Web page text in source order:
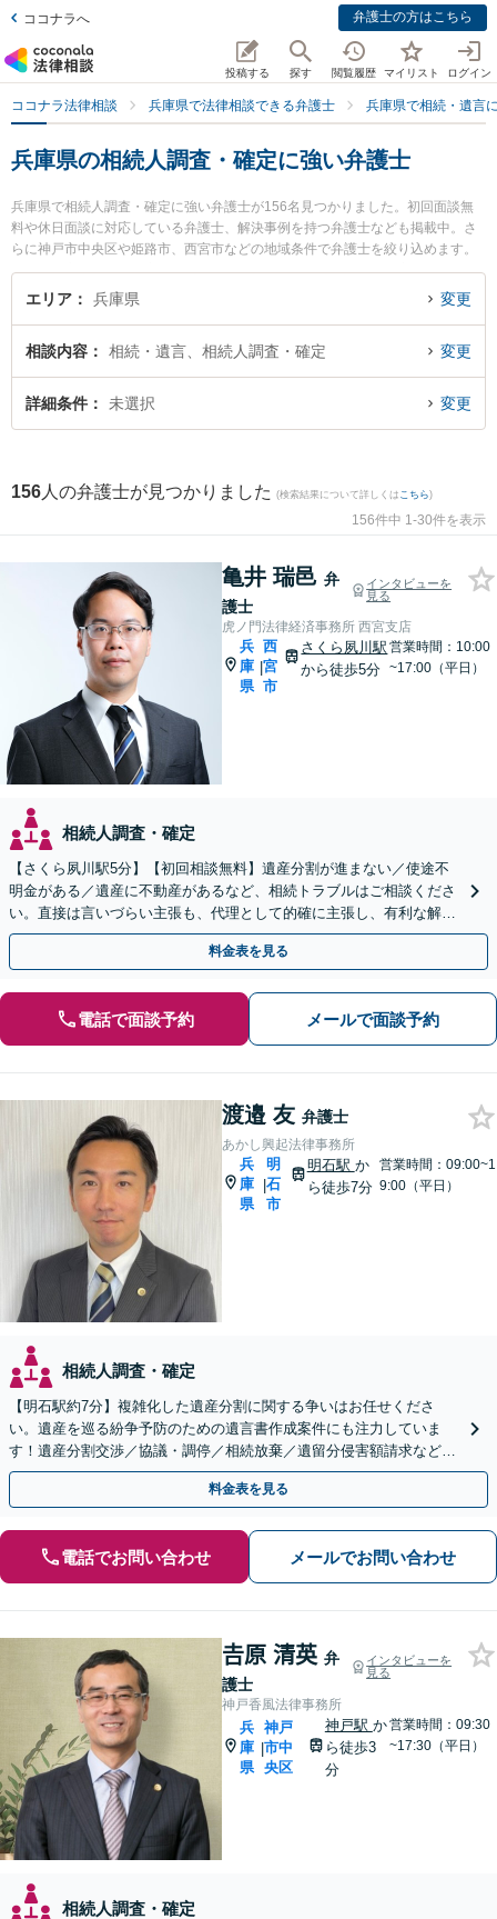
ココナラへ 弁護士の方はこちら
投稿する 探す 閲覧履歴 マイリスト ログイン
ココナラ法律相談 兵庫県で法律相談できる弁護士 兵庫県で相続・遺言
兵庫県の相続人調査・確定に強い弁護士
兵庫県で相続人調査・確定に強い弁護士が156名見つかりました。初回面談無
料や休日面談に対応している弁護士、解決事例を持つ弁護士なども掲載中。さ
らに神戸市中央区や姫路市、西宮市などの地域条件で弁護士を絞り込めます。
相続・遺言に関係する家族間の相続トラブルや認知症の相続、遺産分割等の細
かな分野での絞り込み検索もでき便利です。特に虎ノ門法律経済事務所 西宮支
ています。『兵庫県で土日や夜間に発生した相続人調査・確定のトラブルを今
すぐに弁護士に相談したい』『相続人調査・確定のトラブル解決の実績豊富な
近くの弁護士を検索したい』『初回相談無料で相続人調査・確定を法律相談で
エリア 兵庫県 変更
相談内容 相続・遺言、相続人調査・確定 変更
詳細条件 未選択 変更
156 人の弁護士が見つかりました (検索結果について詳しくは こちら)
156件中 1-30件を表示
亀井 瑞邑 弁
護士
インタビューを
見る
虎ノ門法律経済事務所 西宮支店
兵
庫
県
|
西
宮
市
さくら夙川駅
から徒歩5分
営業時間：10:00
~17:00（平日）
相続人調査・確定
【さくら夙川駅5分】【初回相談無料】遺産分割が進まない／使途不
明金がある／遺産に不動産があるなど、相続トラブルはご相談くださ
い。直接は言いづらい主張も、代理として的確に主張し、有利な解決
を目指します【他士業連携で登記・税もワンストップ対応】
料金表を見る
電話で面談予約 メールで面談予約
渡邉 友 弁護士
あかし興起法律事務所
兵
庫
県
|
明
石
市
明石駅 か
ら徒歩7分
営業時間：09:00~1
9:00（平日）
相続人調査・確定
【明石駅約7分】複雑化した遺産分割に関する争いはお任せくださ
い。遺産を巡る紛争予防のための遺言書作成案件にも注力していま
す！遺産分割交渉／協議・調停／相続放棄／遺留分侵害額請求など
【Web相談可】【初回相談無料】【夜間面談可】
料金表を見る
電話でお問い合わせ メールでお問い合わせ
𠮷原 清英 弁
護士
インタビューを
見る
神戸香風法律事務所
兵
庫
県
|
神戸
市中
央区
神戸駅 か
ら徒歩3
分
営業時間：09:30
~17:30（平日）
相続人調査・確定